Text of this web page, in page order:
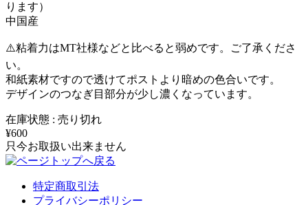
ります）
中国産
⚠️粘着力はMT社様などと比べると弱めです。ご了承くださ
い。
和紙素材ですので透けてポストより暗めの色合いです。
デザインのつなぎ目部分が少し濃くなっています。
在庫状態 : 売り切れ
¥600
只今お取扱い出来ません
特定商取引法
プライバシーポリシー